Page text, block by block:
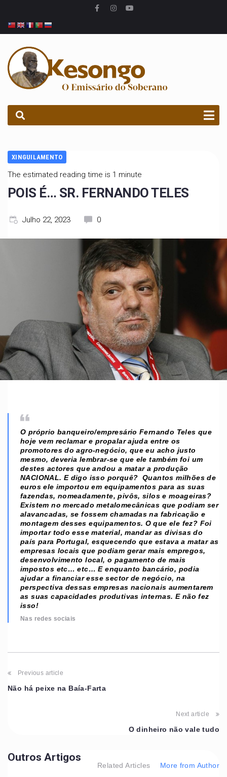
XINGUILAMENTO
The estimated reading time is 1 minute
POIS É… SR. FERNANDO TELES
Julho 22, 2023 0
O próprio banqueiro/empresário Fernando Teles que
hoje vem reclamar e propalar ajuda entre os
promotores do agro-negócio, que eu acho justo
mesmo, deveria lembrar-se que ele também foi um
destes actores que andou a matar a produção
NACIONAL. E digo isso porquê? Quantos milhões de
euros ele importou em equipamentos para as suas
fazendas, nomeadamente, pivôs, silos e moageiras?
Existem no mercado metalomecânicas que podiam ser
alavancadas, se fossem chamadas na fabricação e
montagem desses equipamentos. O que ele fez? Foi
importar todo esse material, mandar as divisas do
país para Portugal, esquecendo que estava a matar as
empresas locais que podiam gerar mais empregos,
desenvolvimento local, o pagamento de mais
impostos etc… etc… E enquanto bancário, podia
ajudar a financiar esse sector de negócio, na
perspectiva dessas empresas nacionais aumentarem
as suas capacidades produtivas internas. E não fez
isso!
Nas redes sociais
Previous article
Não há peixe na Baía-Farta
Next article
O dinheiro não vale tudo
Outros Artigos
Related Articles More from Author
PROCURAR